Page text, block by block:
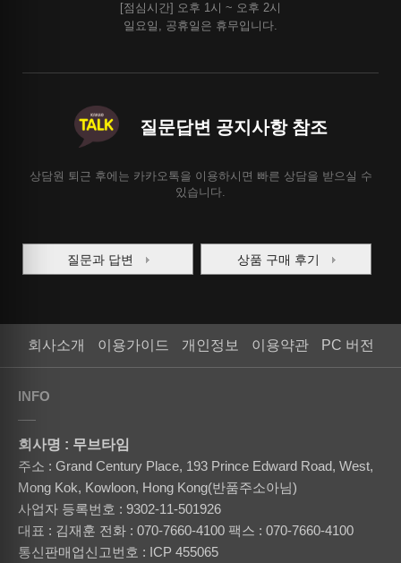
[점심시간] 오후 1시 ~ 오후 2시
일요일, 공휴일은 휴무입니다.
질문답변 공지사항 참조
상담원 퇴근 후에는 카카오톡을 이용하시면 빠른 상담을 받으실 수
있습니다.
질문과 답변 상품 구매 후기
회사소개 이용가이드 개인정보 이용약관 PC 버전
INFO
회사명 : 무브타임
주소 : Grand Century Place, 193 Prince Edward Road, West,
Mong Kok, Kowloon, Hong Kong(반품주소아님)
사업자 등록번호 : 9302-11-501926
대표 : 김재훈 전화 : 070-7660-4100 팩스 : 070-7660-4100
통신판매업신고번호 : ICP 455065